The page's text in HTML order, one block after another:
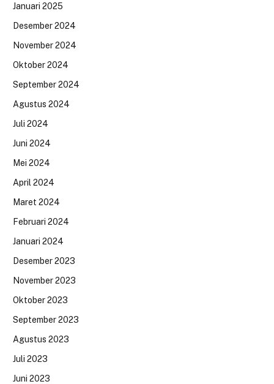
Januari 2025
Desember 2024
November 2024
Oktober 2024
September 2024
Agustus 2024
Juli 2024
Juni 2024
Mei 2024
April 2024
Maret 2024
Februari 2024
Januari 2024
Desember 2023
November 2023
Oktober 2023
September 2023
Agustus 2023
Juli 2023
Juni 2023